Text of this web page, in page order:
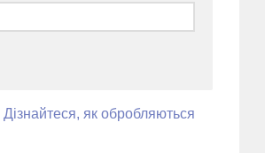
Дізнайтеся, як обробляються